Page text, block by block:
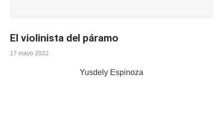
El violinista del páramo
17 mayo 2022
Yusdely Espinoza